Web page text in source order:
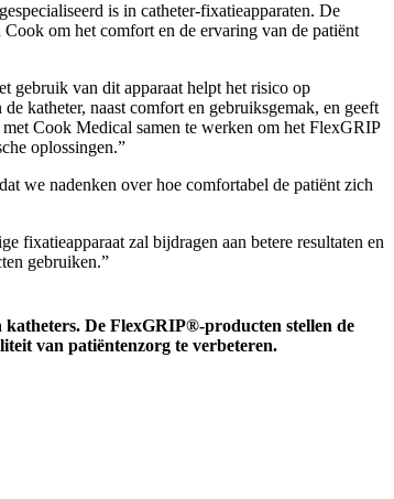
is in catheter-fixatieapparaten. De
om het comfort en de ervaring van de patiënt
gebruik van dit apparaat helpt het risico op
katheter, naast comfort en gebruiksgemak, en geeft
Cook Medical samen te werken om het FlexGRIP
oplossingen.”
we nadenken over hoe comfortabel de patiënt zich
fixatieapparaat zal bijdragen aan betere resultaten en
gebruiken.”
katheters. De FlexGRIP®-producten stellen de
van patiëntenzorg te verbeteren.